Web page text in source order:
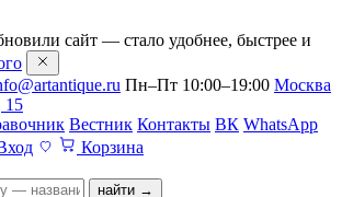
сайт — стало удобнее, быстрее и
Пн–Пт 10:00–19:00 Москва
15
Вестник Контакты ВК WhatsApp
Корзина
найти →